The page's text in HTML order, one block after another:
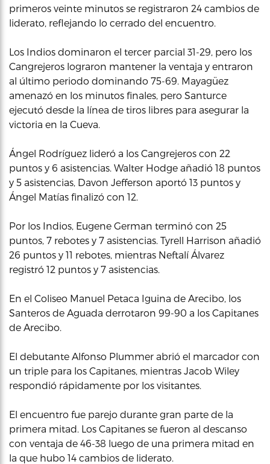
primeros veinte minutos se registraron 24 cambios de
liderato, reflejando lo cerrado del encuentro.
Los Indios dominaron el tercer parcial 31-29, pero los
Cangrejeros lograron mantener la ventaja y entraron
al último periodo dominando 75-69. Mayagüez
amenazó en los minutos finales, pero Santurce
ejecutó desde la línea de tiros libres para asegurar la
victoria en la Cueva.
Ángel Rodríguez lideró a los Cangrejeros con 22
puntos y 6 asistencias. Walter Hodge añadió 18 puntos
y 5 asistencias, Davon Jefferson aportó 13 puntos y
Ángel Matías finalizó con 12.
Por los Indios, Eugene German terminó con 25
puntos, 7 rebotes y 7 asistencias. Tyrell Harrison añadió
26 puntos y 11 rebotes, mientras Neftalí Álvarez
registró 12 puntos y 7 asistencias.
En el Coliseo Manuel Petaca Iguina de Arecibo, los
Santeros de Aguada derrotaron 99-90 a los Capitanes
de Arecibo.
El debutante Alfonso Plummer abrió el marcador con
un triple para los Capitanes, mientras Jacob Wiley
respondió rápidamente por los visitantes.
El encuentro fue parejo durante gran parte de la
primera mitad. Los Capitanes se fueron al descanso
con ventaja de 46-38 luego de una primera mitad en
la que hubo 14 cambios de liderato.